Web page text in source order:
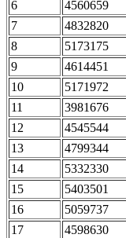
6 4560659
7 4832820
8 5173175
9 4614451
10 5171972
11 3981676
12 4545544
13 4799344
14 5332330
15 5403501
16 5059737
17 4598630